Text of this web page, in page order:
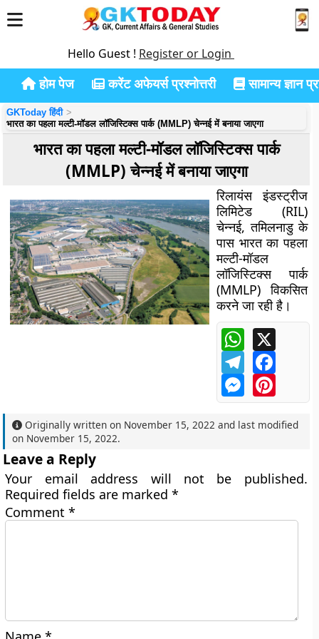
Hello Guest ! Register or Login
होम पेज करेंट अफेयर्स प्रश्नोत्तरी सामान्य ज्ञान
GKToday हिंदी
भारत का पहला मल्टी-मॉडल लॉजिस्टिक्स पार्क (MMLP) चेन्नई में बनाया जाएगा
भारत का पहला मल्टी-मॉडल लॉजिस्टिक्स पार्क
(MMLP) चेन्नई में बनाया जाएगा
रिलायंस इंडस्ट्रीज
लिमिटेड (RIL)
चेन्नई, तमिलनाडु के
पास भारत का पहला
मल्टी-मॉडल
लॉजिस्टिक्स पार्क
(MMLP) विकसित
करने जा रही है।
WhatsApp
Telegram
Messenger
Originally written on November 15, 2022 and last modified
on November 15, 2022.
Leave a Reply
Your email address will not be published.
Required fields are marked*
Comment*